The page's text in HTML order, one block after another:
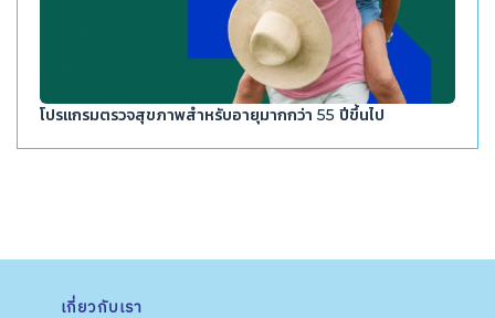
โปรแกรมตรวจสุขภาพสำหรับอายุมากกว่า 55 ปีขึ้นไป
เกี่ยวกับเรา